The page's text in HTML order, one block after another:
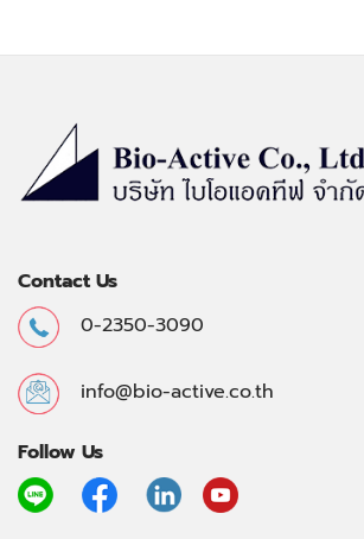
Contact Us
0-2350-3090
info@bio-active.co.th
Follow Us